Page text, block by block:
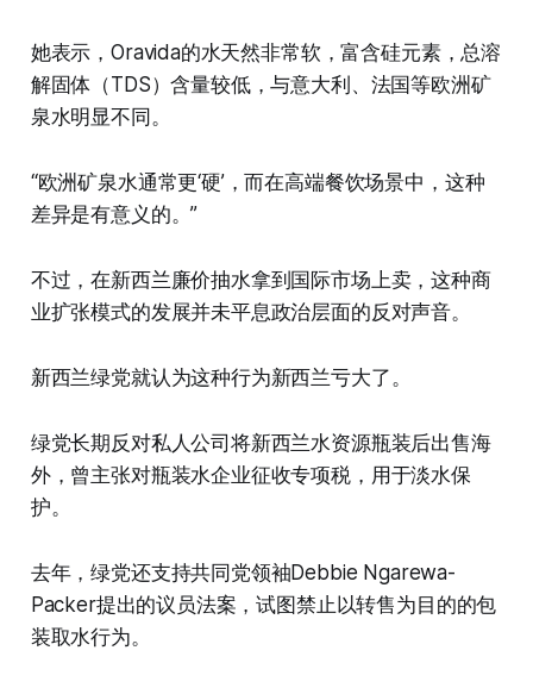
她表示，Oravida的水天然非常软，富含硅元素，总溶
解固体（TDS）含量较低，与意大利、法国等欧洲矿
泉水明显不同。
“欧洲矿泉水通常更‘硬’，而在高端餐饮场景中，这种
差异是有意义的。”
不过，在新西兰廉价抽水拿到国际市场上卖，这种商
业扩张模式的发展并未平息政治层面的反对声音。
新西兰绿党就认为这种行为新西兰亏大了。
绿党长期反对私人公司将新西兰水资源瓶装后出售海
外，曾主张对瓶装水企业征收专项税，用于淡水保
护。
去年，绿党还支持共同党领袖Debbie Ngarewa-
Packer提出的议员法案，试图禁止以转售为目的的包
装取水行为。